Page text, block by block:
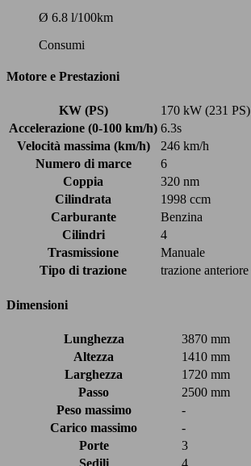
Ø 6.8 l/100km
Consumi
Motore e Prestazioni
KW (PS)
170 kW (231 PS)
Accelerazione (0-100 km/h) 6.3s
Velocità massima (km/h)
246 km/h
Numero di marce
6
Coppia
320 nm
Cilindrata
1998 ccm
Carburante
Benzina
Cilindri
4
Trasmissione
Manuale
Tipo di trazione
trazione anteriore
Dimensioni
Lunghezza
3870 mm
Altezza
1410 mm
Larghezza
1720 mm
Passo
2500 mm
Peso massimo
-
Carico massimo
-
Porte
3
Sedili
4